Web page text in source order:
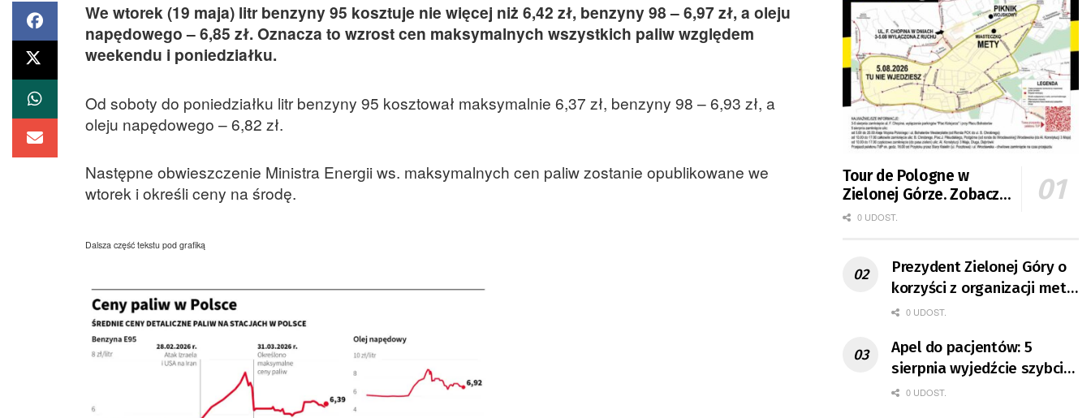
We wtorek (19 maja) litr benzyny 95 kosztuje nie więcej niż 6,42 zł, benzyny 98 – 6,97 zł, a oleju
napędowego – 6,85 zł. Oznacza to wzrost cen maksymalnych wszystkich paliw względem
weekendu i poniedziałku.
Od soboty do poniedziałku litr benzyny 95 kosztował maksymalnie 6,37 zł, benzyny 98 – 6,93 zł, a
oleju napędowego – 6,82 zł.
Następne obwieszczenie Ministra Energii ws. maksymalnych cen paliw zostanie opublikowane we
wtorek i określi ceny na środę.
Dalsza część tekstu pod grafiką
Tour de Pologne w
Zielonej Górze. Zobacz
zmiany w organizacji
0 UDOST.
Prezydent Zielonej Góry o
korzyści z organizacji mety
Tour de Pologne
0 UDOST.
Apel do pacjentów: 5
sierpnia wyjedźcie szybciej
z domów
0 UDOST.